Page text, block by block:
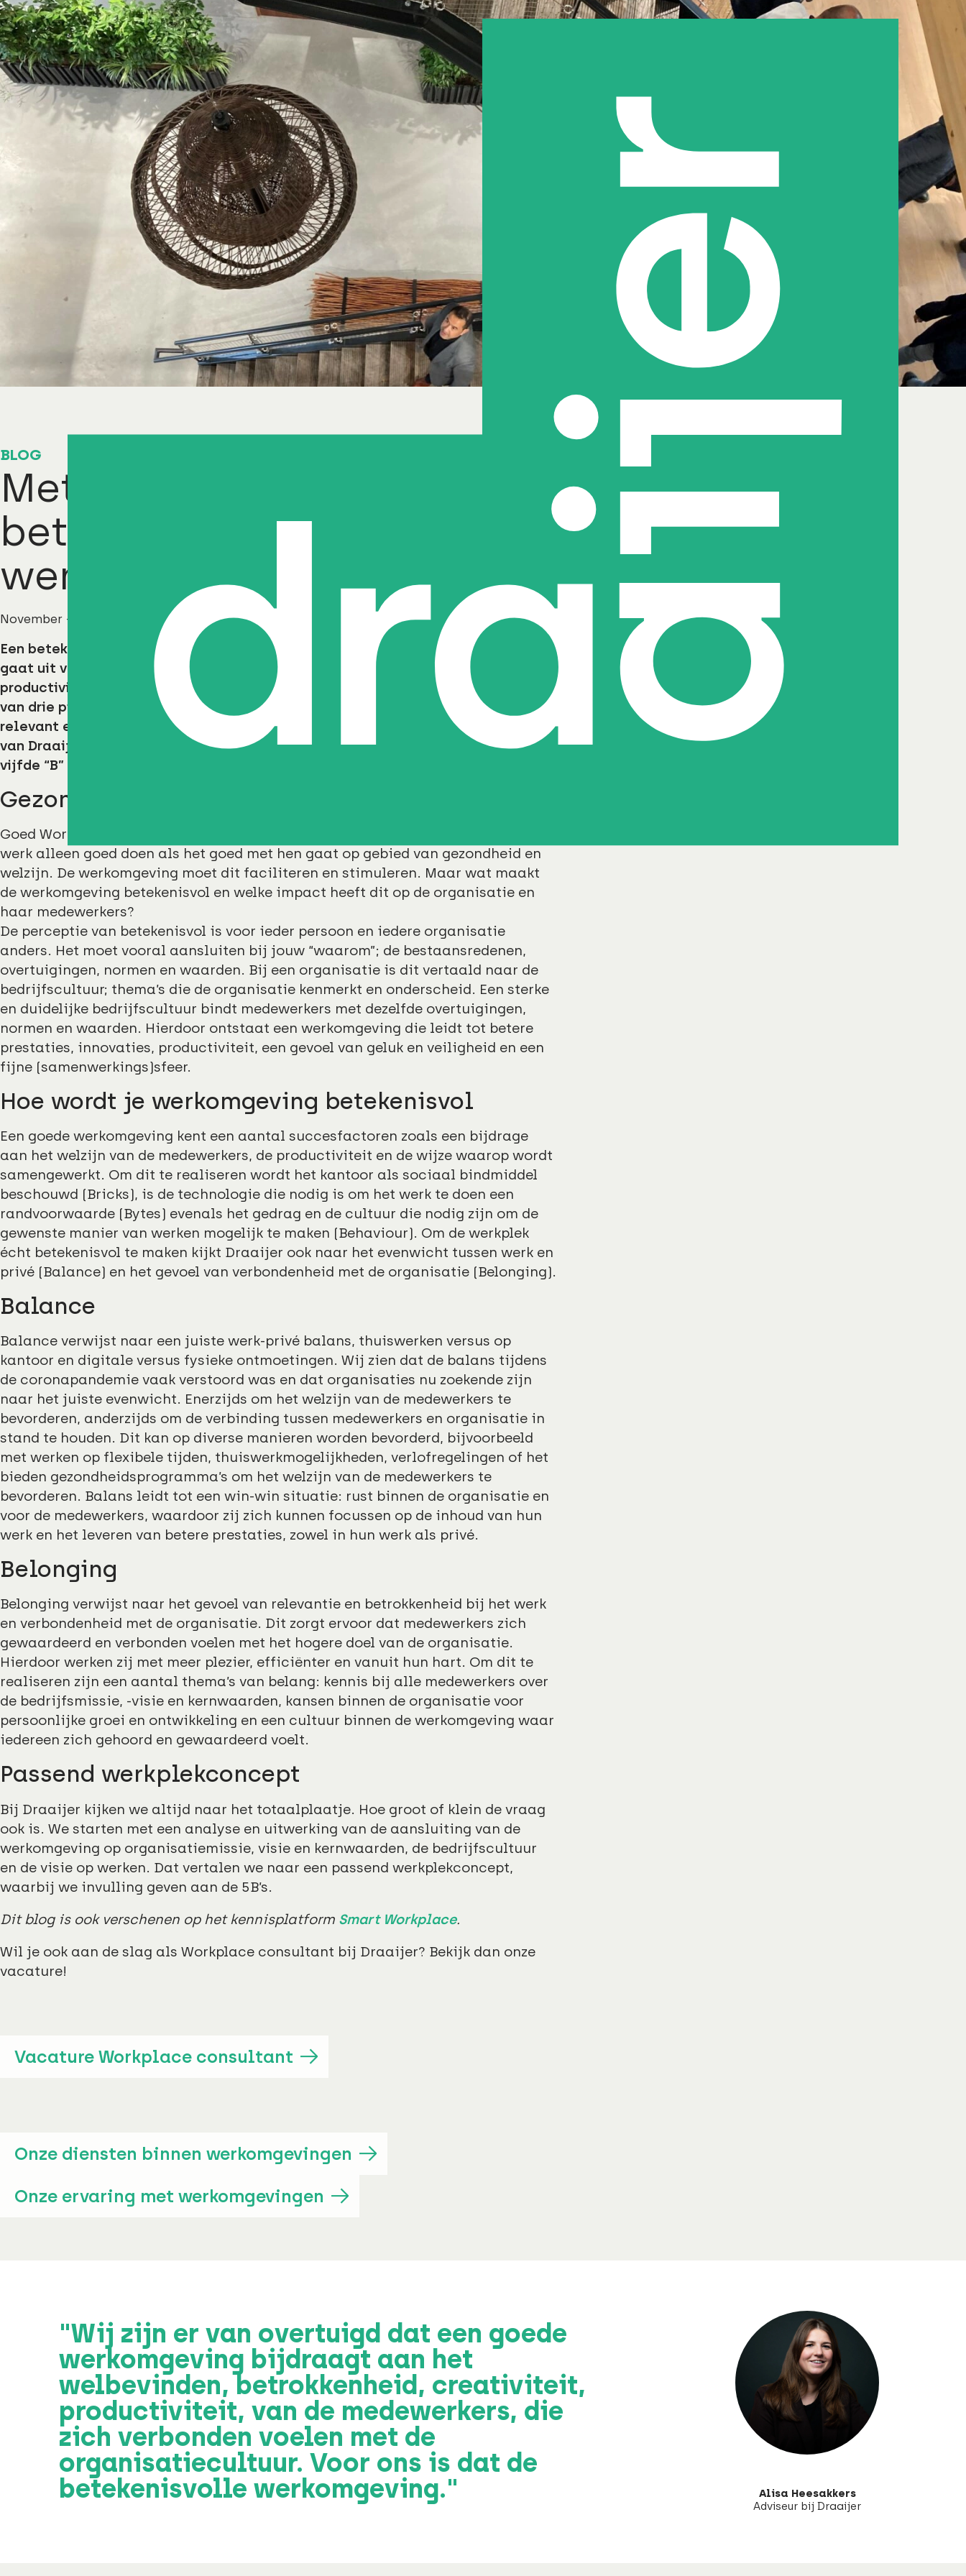
BLOG
Met de 5 B’s naar een
betekenisvolle
werkomgeving
November - 2023
Een betekenisvolle werkomgeving sluit naadloos aan bij de bedrijfscultuur en
gaat uit van de medewerkersbehoeften binnen de organisatie: hun welzijn, de
productiviteit en de onderlinge samenwerking. Dit wordt getoetst aan de hand
van drie pijlers: Bricks, Bytes & Behaviour. Hoewel deze pijlers nog steeds
relevant en randvoorwaardelijk zijn, vinden
Ingeborg Leene
van Draaijer dat ze de lading onvoldoende dekken. Zij betrekken er de vierde en
vijfde “B” bij: Balance & Belonging.
Gezond en betekenisvol
Goed Workplace Management start altijd bij de medewerkers. Zij kunnen hun
werk alleen goed doen als het goed met hen gaat op gebied van gezondheid en
welzijn. De werkomgeving moet dit faciliteren en stimuleren. Maar wat maakt
de werkomgeving betekenisvol en welke impact heeft dit op de organisatie en
haar medewerkers?
De perceptie van betekenisvol is voor ieder persoon en iedere organisatie
anders. Het moet vooral aansluiten bij jouw “waarom”; de bestaansredenen,
overtuigingen, normen en waarden. Bij een organisatie is dit vertaald naar de
bedrijfscultuur; thema’s die de organisatie kenmerkt en onderscheid. Een sterke
en duidelijke bedrijfscultuur bindt medewerkers met dezelfde overtuigingen,
normen en waarden. Hierdoor ontstaat een werkomgeving die leidt tot betere
prestaties, innovaties, productiviteit, een gevoel van geluk en veiligheid en een
fijne (samenwerkings)sfeer.
Hoe wordt je werkomgeving betekenisvol
Een goede werkomgeving kent een aantal succesfactoren zoals een bijdrage
aan het welzijn van de medewerkers, de productiviteit en de wijze waarop wordt
samengewerkt. Om dit te realiseren wordt het kantoor als sociaal bindmiddel
beschouwd (Bricks), is de technologie die nodig is om het werk te doen een
randvoorwaarde (Bytes) evenals het gedrag en de cultuur die nodig zijn om de
gewenste manier van werken mogelijk te maken (Behaviour). Om de werkplek
écht betekenisvol te maken kijkt Draaijer ook naar het evenwicht tussen werk en
privé (Balance) en het gevoel van verbondenheid met de organisatie (Belonging).
Balance
Balance verwijst naar een juiste werk-privé balans, thuiswerken versus op
kantoor en digitale versus fysieke ontmoetingen. Wij zien dat de balans tijdens
de coronapandemie vaak verstoord was en dat organisaties nu zoekende zijn
naar het juiste evenwicht. Enerzijds om het welzijn van de medewerkers te
bevorderen, anderzijds om de verbinding tussen medewerkers en organisatie in
stand te houden. Dit kan op diverse manieren worden bevorderd, bijvoorbeeld
met werken op flexibele tijden, thuiswerkmogelijkheden, verlofregelingen of het
bieden gezondheidsprogramma’s om het welzijn van de medewerkers te
bevorderen. Balans leidt tot een win-win situatie: rust binnen de organisatie en
voor de medewerkers, waardoor zij zich kunnen focussen op de inhoud van hun
werk en het leveren van betere prestaties, zowel in hun werk als privé.
Belonging
Belonging verwijst naar het gevoel van relevantie en betrokkenheid bij het werk
en verbondenheid met de organisatie. Dit zorgt ervoor dat medewerkers zich
gewaardeerd en verbonden voelen met het hogere doel van de organisatie.
Hierdoor werken zij met meer plezier, efficiënter en vanuit hun hart. Om dit te
realiseren zijn een aantal thema’s van belang: kennis bij alle medewerkers over
de bedrijfsmissie, -visie en kernwaarden, kansen binnen de organisatie voor
persoonlijke groei en ontwikkeling en een cultuur binnen de werkomgeving waar
iedereen zich gehoord en gewaardeerd voelt.
Passend werkplekconcept
Bij Draaijer kijken we altijd naar het totaalplaatje. Hoe groot of klein de vraag
ook is. We starten met een analyse en uitwerking van de aansluiting van de
werkomgeving op organisatiemissie, visie en kernwaarden, de bedrijfscultuur
en de visie op werken. Dat vertalen we naar een passend werkplekconcept,
waarbij we invulling geven aan de 5B’s.
Dit blog is ook verschenen op het kennisplatform Smart Workplace.
Wil je ook aan de slag als Workplace consultant bij Draaijer? Bekijk dan onze
vacature!
Vacature Workplace consultant
Onze diensten binnen werkomgevingen
Onze ervaring met werkomgevingen
Adviseur
Alisa Heesakkers
"Wij zijn er van overtuigd dat een goede
werkomgeving bijdraagt aan het
welbevinden, betrokkenheid, creativiteit,
productiviteit, van de medewerkers, die
zich verbonden voelen met de
organisatiecultuur. Voor ons is dat de
betekenisvolle werkomgeving."
Alisa Heesakkers
Adviseur bij Draaijer